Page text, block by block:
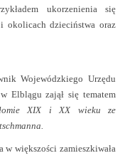
ukorzenienia się
okolicach dzieciństwa oraz
Wojewódzkiego Urzędu
Elblągu zajął się tematem
XIX i XX wieku ze
w większości zamieszkiwała